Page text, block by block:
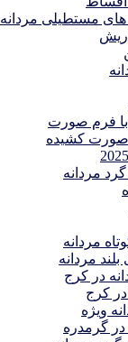
مستطیلی مردانه
ریش
فرم صورت
صورت کشیده
مردانه
مردانه
مردانه
در کرج
کرج
ویژه
در گرمدره